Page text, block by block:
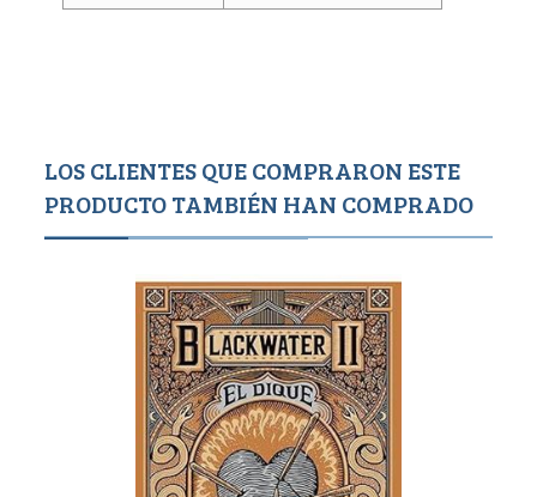
LOS CLIENTES QUE COMPRARON ESTE
PRODUCTO TAMBIÉN HAN COMPRADO